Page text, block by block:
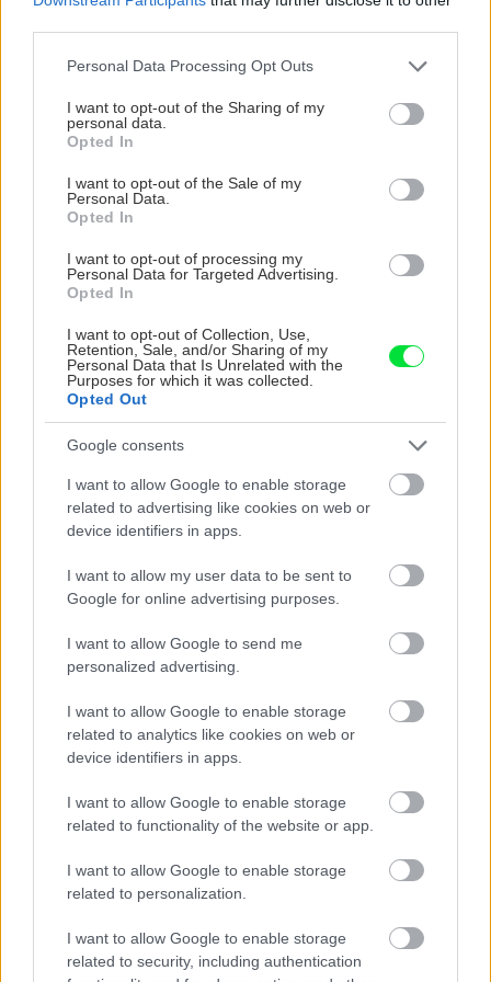
Please note that this website/app uses one or more Google
not limited to your visit or usage behaviour. You may click to
grant or deny consent to Google and its third-party tags to
use your data for below specified purposes in below Google
consent section.
Personal Data Processing Opt Outs
I want to opt-out of the Sharing of my
personal data.
Opted In
I want to opt-out of the Sale of my
Personal Data.
Opted In
I want to opt-out of processing my
Personal Data for Targeted Advertising.
Opted In
I want to opt-out of Collection, Use,
Retention, Sale, and/or Sharing of my
Personal Data that Is Unrelated with the
Purposes for which it was collected.
Opted Out
Google consents
I want to allow Google to enable storage
related to advertising like cookies on web or
device identifiers in apps.
I want to allow my user data to be sent to
Google for online advertising purposes.
I want to allow Google to send me
personalized advertising.
I want to allow Google to enable storage
related to analytics like cookies on web or
device identifiers in apps.
I want to allow Google to enable storage
related to functionality of the website or app.
I want to allow Google to enable storage
related to personalization.
I want to allow Google to enable storage
related to security, including authentication
výsadbou
Čo si všímať pri kúpe
záhradníctva, aby ste
nekúpili zlé kusy?
Krok za krokom, ako si
Tri najčastejšie problémy
pri predpestovaní zeleniny.
zvýšte šancu na zdravé
sadenice
Začína leto, práce v
záhrade pokračujú. V júli
zavlažujeme a staráme sa o
tieto plodiny
Je potrebné pri vysievaní